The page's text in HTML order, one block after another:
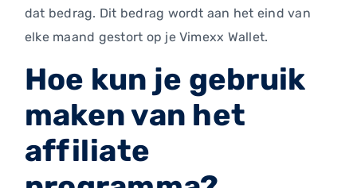
dat bedrag. Dit bedrag wordt aan het eind van
elke maand gestort op je Vimexx Wallet.
Hoe kun je gebruik
maken van het
affiliate